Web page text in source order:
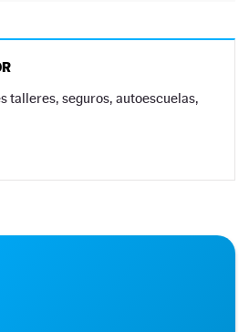
talleres, seguros, autoescuelas,